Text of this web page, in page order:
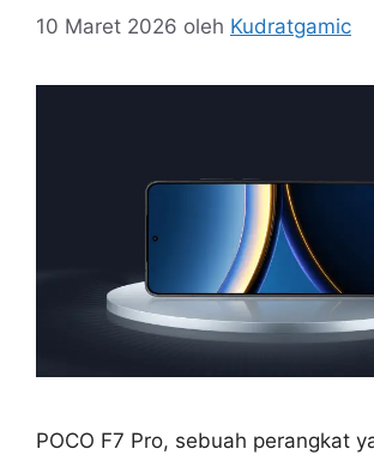
10 Maret 2026 oleh Kudratgamic
POCO F7 Pro, sebuah perangkat